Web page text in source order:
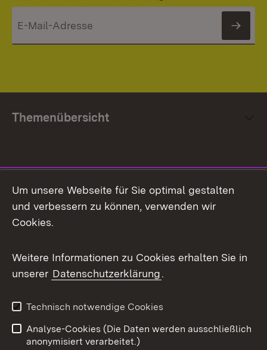
Themenübersicht
Facebook
X / Twitter
Youtube
Impressum
Kontakt
Um unsere Webseite für Sie optimal gestalten
und verbessern zu können, verwenden wir
Cookies.
Weitere Informationen zu Cookies erhalten Sie in
unserer Datenschutzerklärung.
Technisch notwendige Cookies
Analyse-Cookies (Die Daten werden ausschließlich
anonymisiert verarbeitet.)